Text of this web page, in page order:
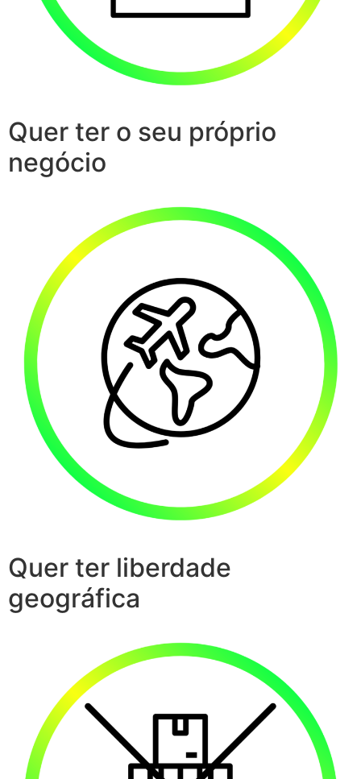
Quer ter o seu próprio
negócio
Quer ter liberdade
geográfica